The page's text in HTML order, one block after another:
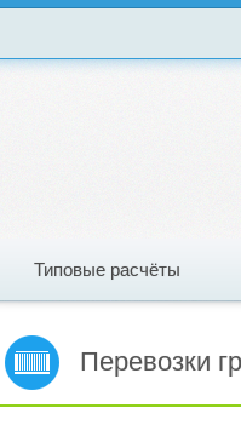
Типовые расчёты
Перевозки